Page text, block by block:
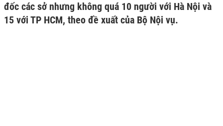
đốc các sở nhưng không quá 10 người với Hà Nội và
15 với TP HCM, theo đề xuất của Bộ Nội vụ.